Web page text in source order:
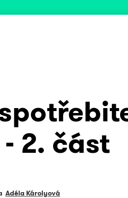
2. část
Adéla Károlyová